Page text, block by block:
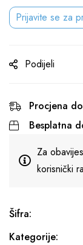
Prijavite se za
Podijeli
Procjena
Besplatna
Za
korisnički
Šifra:
Kategorije: